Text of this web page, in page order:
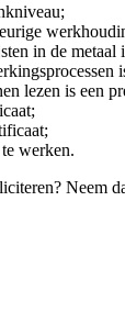
in de metaal
lezen is een
werken.
Neem